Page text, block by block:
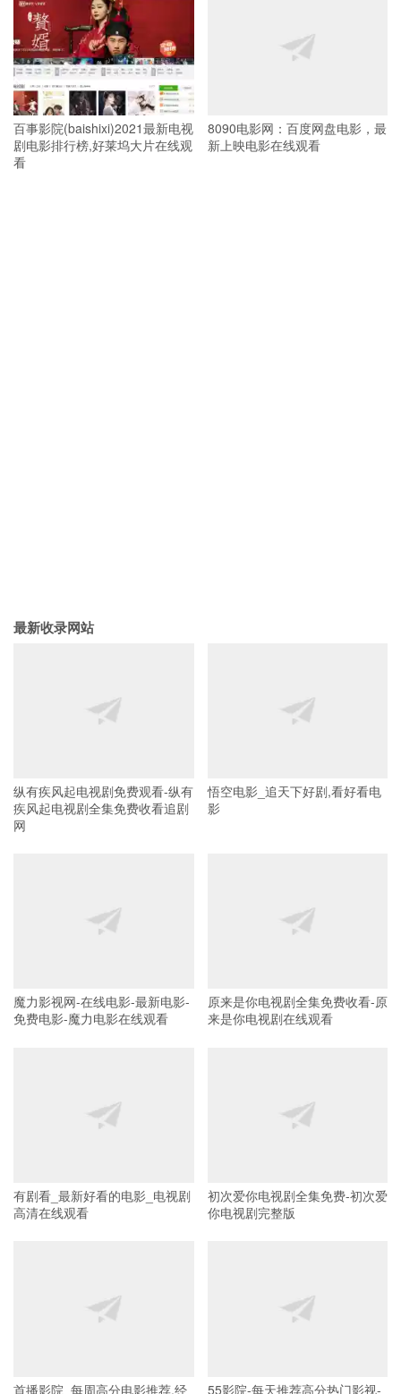
百事影院(baishixi)2021最新电视
剧电影排行榜,好莱坞大片在线观
看
8090电影网：百度网盘电影，最
新上映电影在线观看
最新收录网站
纵有疾风起电视剧免费观看-纵有
疾风起电视剧全集免费收看追剧
网
悟空电影_追天下好剧,看好看电
影
魔力影视网-在线电影-最新电影-
免费电影-魔力电影在线观看
原来是你电视剧全集免费收看-原
来是你电视剧在线观看
有剧看_最新好看的电影_电视剧
高清在线观看
初次爱你电视剧全集免费-初次爱
你电视剧完整版
首播影院_每周高分电影推荐,经 55影院-每天推荐高分热门影视-